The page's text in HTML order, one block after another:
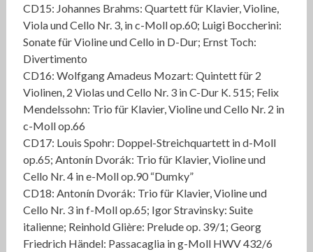
CD15: Johannes Brahms: Quartett für Klavier, Violine,
Viola und Cello Nr. 3, in c-Moll op.60; Luigi Boccherini:
Sonate für Violine und Cello in D-Dur; Ernst Toch:
Divertimento
CD16: Wolfgang Amadeus Mozart: Quintett für 2
Violinen, 2 Violas und Cello Nr. 3 in C-Dur K. 515; Felix
Mendelssohn: Trio für Klavier, Violine und Cello Nr. 2 in
c-Moll op.66
CD17: Louis Spohr: Doppel-Streichquartett in d-Moll
op.65; Antonín Dvorák: Trio für Klavier, Violine und
Cello Nr. 4 in e-Moll op.90 “Dumky”
CD18: Antonín Dvorák: Trio für Klavier, Violine und
Cello Nr. 3 in f-Moll op.65; Igor Stravinsky: Suite
italienne; Reinhold Glière: Prelude op. 39/1; Georg
Friedrich Händel: Passacaglia in g-Moll HWV 432/6